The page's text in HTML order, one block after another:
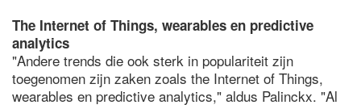
The Internet of Things, wearables en predictive
analytics
"Andere trends die ook sterk in populariteit zijn
toegenomen zijn zaken zoals the Internet of Things,
wearables en predictive analytics," aldus Palinckx. "Al